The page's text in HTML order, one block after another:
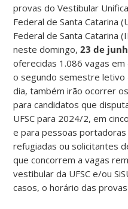
provas do Vestibular
Federal de Santa Catarina
Federal de Santa Catarina
neste domingo,23 de
oferecidas 1.086 vagas
o segundo semestre letivo
dia, também irão ocorrer
para candidatos que
UFSC para 2024/2, em
e para pessoas
refugiadas ou solicitantes
que concorrem a vagas
vestibular da UFSC e/ou
casos, o horário das